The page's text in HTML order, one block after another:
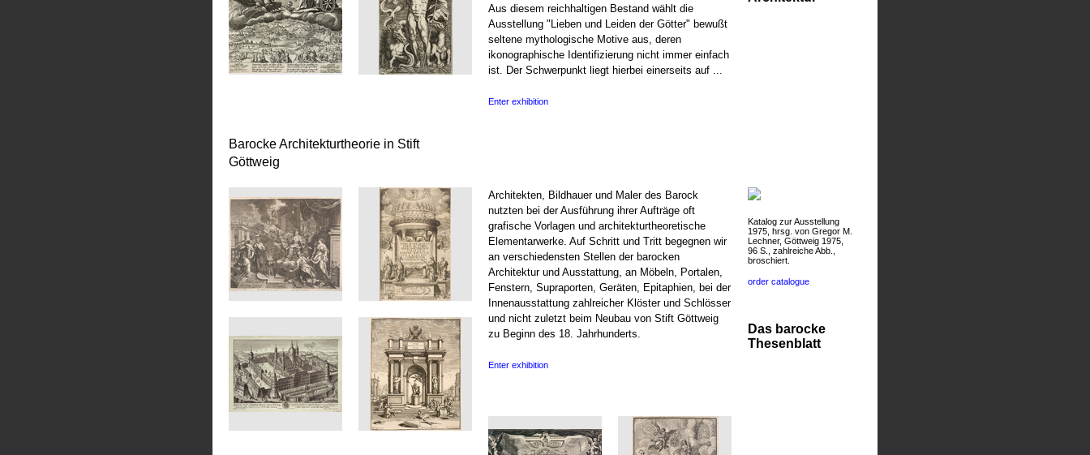
Aus diesem reichhaltigen Bestand wählt die
Ausstellung "Lieben und Leiden der Götter" bewußt
seltene mythologische Motive aus, deren
ikonographische Identifizierung nicht immer einfach
ist. Der Schwerpunkt liegt hierbei einerseits auf ...
Enter exhibition
Barocke Architekturtheorie in Stift
Göttweig
Architekten, Bildhauer und Maler des Barock
nutzten bei der Ausführung ihrer Aufträge oft
grafische Vorlagen und architekturtheoretische
Elementarwerke. Auf Schritt und Tritt begegnen wir
an verschiedensten Stellen der barocken
Architektur und Ausstattung, an Möbeln, Portalen,
Fenstern, Supraporten, Geräten, Epitaphien, bei der
Innenausstattung zahlreicher Klöster und Schlösser
und nicht zuletzt beim Neubau von Stift Göttweig
zu Beginn des 18. Jahrhunderts.
Enter exhibition
Katalog zur Ausstellung
1975, hrsg. von Gregor M.
Lechner, Göttweig 1975,
96 S., zahlreiche Abb.,
broschiert.
order catalogue
Das barocke
Thesenblatt